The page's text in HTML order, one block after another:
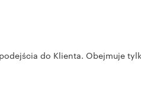
do Klienta. Obejmuje